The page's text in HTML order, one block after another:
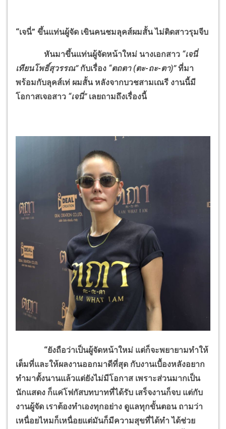
“เจนี่” ขึ้นแท่นผู้จัด เขินคนชมลุคส์ผมสั้น ไม่ติดสาวรุมจีบ
หันมาขึ้นแท่นผู้จัดหน้าใหม่ นางเอกสาว “เจนี่
เทียนโพธิ์สุวรรณ”กับเรื่อง “ตถตา (ตะ-ถะ-ตา)”ที่มา
พร้อมกับลุคส์เท่ ผมสั้น หลังจากบวชสามเณรี งานนี้มี
โอกาสเจอสาว “เจนี่”เลยถามถึงเรื่องนี้
“ยังถือว่าเป็นผู้จัดหน้าใหม่ แต่ก็จะพยายามทำให้
เต็มที่และให้ผลงานออกมาดีที่สุด กับงานเบื้องหลังอยาก
ทำมาตั้งนานแล้วแต่ยังไม่มีโอกาส เพราะส่วนมากเป็น
นักแสดง ก็แค่โฟกัสบทบาทที่ได้รับ เสร็จงานก็จบ แต่กับ
งานผู้จัด เราต้องทำเองทุกอย่าง ดูแลทุกขั้นตอน ถามว่า
เหนื่อยไหมก็เหนื่อยแต่มันก็มีความสุขที่ได้ทำ ได้ช่วย